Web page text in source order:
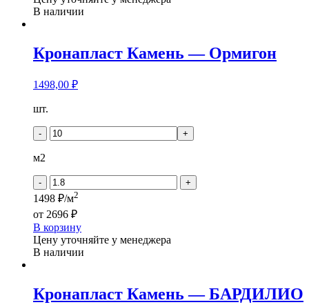
В наличии
Кронапласт Камень — Ормигон
1498,00 ₽
Количество
Кронапласт
-
шт.
- +
м2
- +
1498 ₽/м2
от 2696 ₽
В корзину
Цену уточняйте у менеджера
В наличии
Кронапласт Камень — БАРДИЛИО